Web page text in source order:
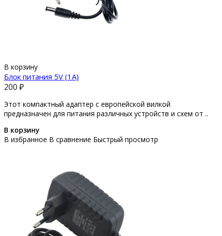
В корзину
Блок питания 5V (1A)
200 ₽
Этот компактный адаптер с европейской вилкой
предназначен для питания различных устройств и схем от ..
В корзину
В избранное В сравнение Быстрый просмотр